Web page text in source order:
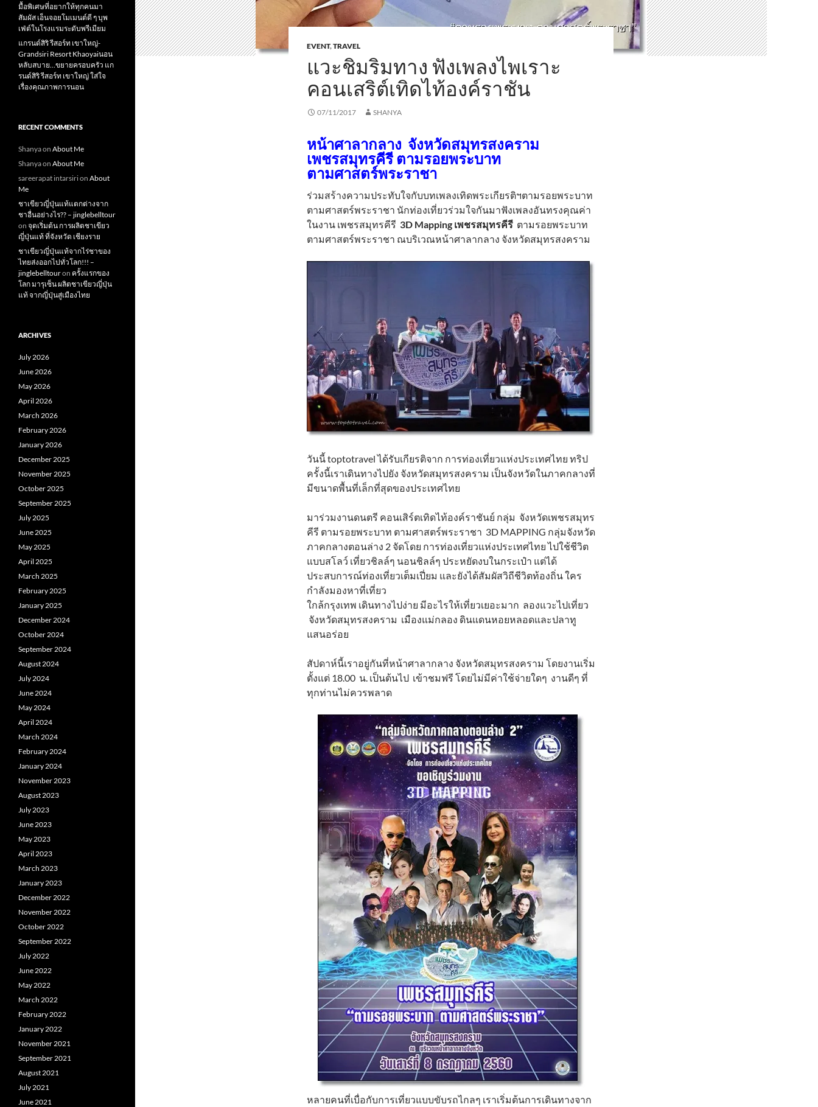
EVENT,TRAVEL
แวะชิมริมทาง ฟังเพลงไพเราะ
คอนเสริต์เทิดไท้องค์ราชัน
07/11/2017 SHANYA
หน้าศาลากลาง จังหวัดสมุทรสงคราม
เพชรสมุทรคีรี ตามรอยพระบาท
ตามศาสตร์พระราชา
ร่วมสร้างความประทับใจกับบทเพลงเทิดพระเกียรติฯตามรอยพระบาท
ตามศาสตร์พระราชา นักท่องเที่ยวร่วมใจกันมาฟังเพลงอันทรงคุณค่า
ในงาน เพชรสมุทรคีรี 3D Mapping เพชรสมุทรคีรี ตามรอยพระบาท
ตามศาสตร์พระราชา ณบริเวณหน้าศาลากลาง จังหวัดสมุทรสงคราม
วันนี้ toptotravel ได้รับเกียรติจาก การท่องเที่ยวแห่งประเทศไทย ทริป
ครั้งนี้เราเดินทางไปยัง จังหวัดสมุทรสงคราม เป็นจังหวัดในภาคกลางที่
มีขนาดพื้นที่เล็กที่สุดของประเทศไทย
มาร่วมงานดนตรี คอนเสิร์ตเทิดไท้องค์ราชันย์ กลุ่ม จังหวัดเพชรสมุทร
คีรี ตามรอยพระบาท ตามศาสตร์พระราชา 3D MAPPING กลุ่มจังหวัด
ภาคกลางตอนล่าง 2 จัดโดย การท่องเที่ยวแห่งประเทศไทย ไปใช้ชีวิต
แบบสโลว์ เที่ยวชิลล์ๆ นอนชิลล์ๆ ประหยัดงบในกระเป๋า แต่ได้
ประสบการณ์ท่องเที่ยวเต็มเปี่ยม และยังได้สัมผัสวิถีชีวิตท้องถิ่น ใคร
กำลังมองหาที่เที่ยว
ใกล้กรุงเทพ เดินทางไปง่าย มีอะไรให้เที่ยวเยอะมาก ลองแวะไปเที่ยว
จังหวัดสมุทรสงคราม เมืองแม่กลอง ดินแดนหอยหลอดและปลาทู
แสนอร่อย
สัปดาห์นี้เราอยู่กันที่หน้าศาลากลาง จังหวัดสมุทรสงคราม โดยงานเริ่ม
ตั้งแต่ 18.00 น. เป็นต้นไป เข้าชมฟรี โดยไม่มีค่าใช้จ่ายใดๆ งานดีๆ ที่
ทุกท่านไม่ควรพลาด
หลายคนที่เบื่อกับการเที่ยวแบบขับรถไกลๆ เราเริ่มต้นการเดินทางจาก
มื้อพิเศษที่อยากให้ทุกคนมา
สัมผัส เอ็นจอยโมเมนต์ดี ๆ บุพ
เฟ่ต์ในโรงแรมระดับพรีเมียม
แกรนด์สิริ​ รีสอร์ท​ เขาใหญ่​-
Grandsiri​ Resort​ Khaoyaiนอน
หลับสบาย…ขยายครอบครัว แก
รนด์สิริ รีสอร์ท เขาใหญ่ ใส่ใจ
เรื่องคุณภาพการนอน
RECENT COMMENTS
Shanyaon About Me
Shanyaon About Me
sareerapat intarsirion About
Me
ชาเขียวญี่ปุ่นแท้แตกต่างจาก
ชาอื่นอย่างไร?? – jinglebelltour
on จุดเริ่มต้น การผลิตชาเขียว
ญี่ปุ่นแท้ ที่จังหวัด เชียงราย
ชาเขียวญี่ปุ่นแท้จากไร่ชาของ
ไทยส่งออกไปทั่วโลก!!! –
jinglebelltouron ครั้งแรกของ
โลก มารุเซ็น ผลิตชาเขียวญี่ปุ่น
แท้ จากญี่ปุ่นสู่เมืองไทย
ARCHIVES
July 2026
June 2026
May 2026
April 2026
March 2026
February 2026
January 2026
December 2025
November 2025
October 2025
September 2025
July 2025
June 2025
May 2025
April 2025
March 2025
February 2025
January 2025
December 2024
October 2024
September 2024
August 2024
July 2024
June 2024
May 2024
April 2024
March 2024
February 2024
January 2024
November 2023
August 2023
July 2023
June 2023
May 2023
April 2023
March 2023
January 2023
December 2022
November 2022
October 2022
September 2022
July 2022
June 2022
May 2022
March 2022
February 2022
January 2022
November 2021
September 2021
August 2021
July 2021
June 2021